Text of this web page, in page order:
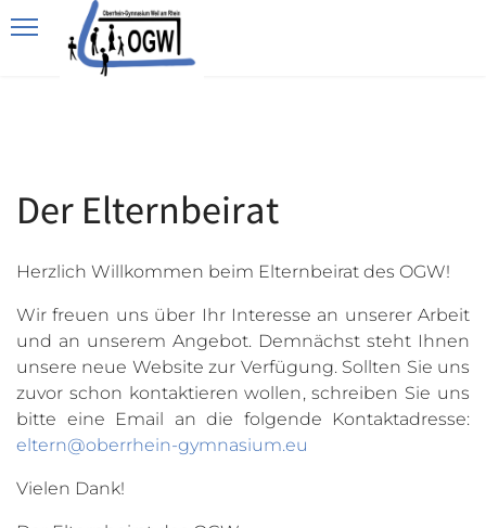
Der Elternbeirat
Herzlich Willkommen beim Elternbeirat des OGW!
Wir freuen uns über Ihr Interesse an unserer Arbeit
und an unserem Angebot. Demnächst steht Ihnen
unsere neue Website zur Verfügung. Sollten Sie uns
zuvor schon kontaktieren wollen, schreiben Sie uns
bitte eine Email an die folgende Kontaktadresse:
eltern@oberrhein-gymnasium.eu
Vielen Dank!